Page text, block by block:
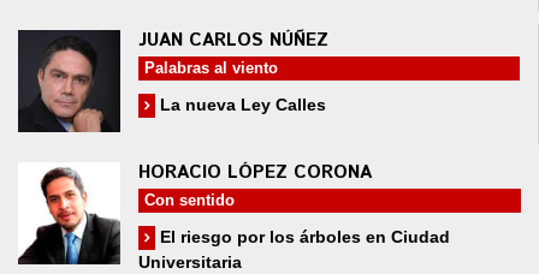
JUAN CARLOS NÚÑEZ
Palabras al viento
La nueva Ley Calles
HORACIO LÓPEZ CORONA
Con sentido
El riesgo por los árboles en Ciudad
Universitaria